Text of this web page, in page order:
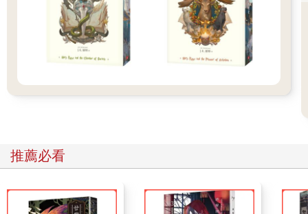
推薦必看